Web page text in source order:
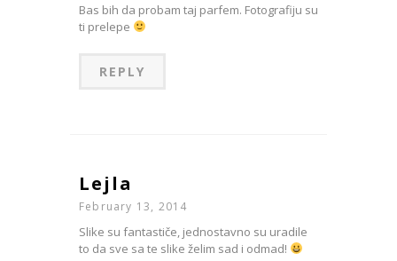
Bas bih da probam taj parfem. Fotografiju su
ti prelepe
REPLY
Lejla
February 13, 2014
Slike su fantastiče, jednostavno su uradile
to da sve sa te slike želim sad i odmad!